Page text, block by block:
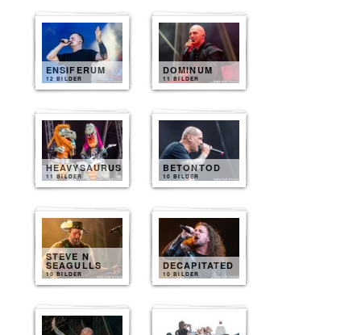
ENSIFERUM
12 BILDER
DOMINUM
11 BILDER
HEAVYSAURUS
11 BILDER
BETONTOD
10 BILDER
STEVE N
SEAGULLS
10 BILDER
DECAPITATED
10 BILDER